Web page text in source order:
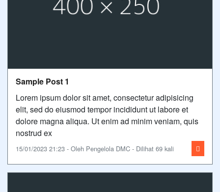
Sample Post 1
Lorem ipsum dolor sit amet, consectetur adipisicing
elit, sed do eiusmod tempor incididunt ut labore et
dolore magna aliqua. Ut enim ad minim veniam, quis
nostrud ex
15/01/2023 21:23 - Oleh Pengelola DMC - Dilihat 69 kali